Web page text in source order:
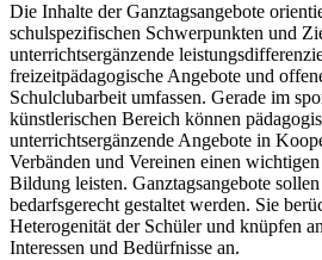
Die Inhalte der Ganztagsangebote
schulspezifischen Schwerpunkten und
unterrichtsergänzende
freizeitpädagogische Angebote und
Schulclubarbeit umfassen. Gerade im
künstlerischen Bereich können
unterrichtsergänzende Angebote in
Verbänden und Vereinen einen
Bildung leisten. Ganztagsangebote
bedarfsgerecht gestaltet werden. Sie
Heterogenität der Schüler und knüpfen
Interessen und Bedürfnisse an.